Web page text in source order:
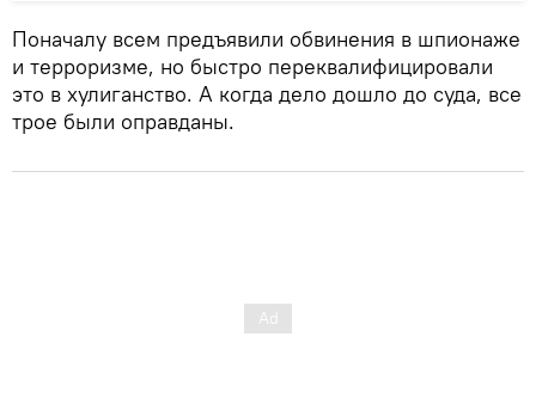
Поначалу всем предъявили обвинения в шпионаже
и терроризме, но быстро переквалифицировали
это в хулиганство. А когда дело дошло до суда, все
трое были оправданы.